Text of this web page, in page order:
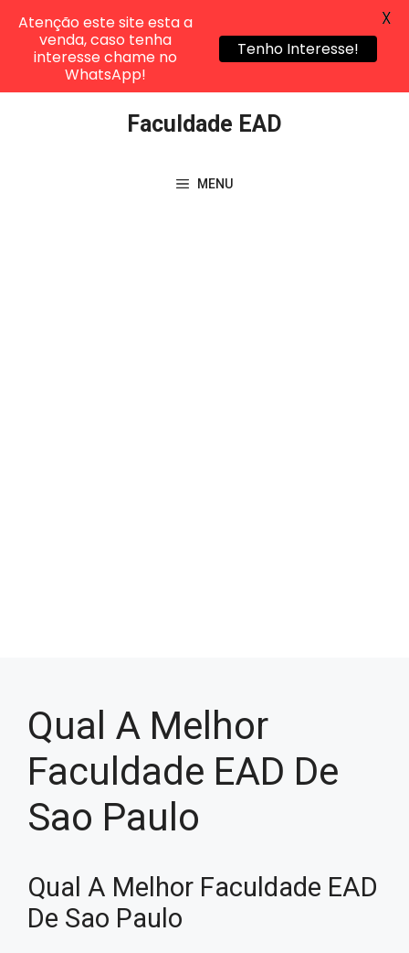
Faculdade EAD
MENU
Qual A Melhor
Faculdade EAD De
Sao Paulo
Qual A Melhor Faculdade EAD
De Sao Paulo
Atenção este site esta a
venda, caso tenha
interesse chame no
WhatsApp!
Tenho Interesse!
X